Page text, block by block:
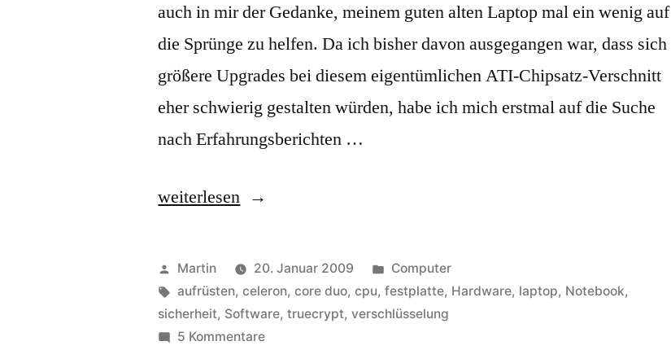
auch in mir der Gedanke, meinem guten alten Laptop mal ein wenig auf
die Sprünge zu helfen. Da ich bisher davon ausgegangen war, dass sich
größere Upgrades bei diesem eigentümlichen ATI-Chipsatz-Verschnitt
eher schwierig gestalten würden, habe ich mich erstmal auf die Suche
nach Erfahrungsberichten …
„Good
V8
Muscle
Power“
weiterlesen
Veröffentlicht
von
Martin 20. Januar 2009
Veröffentlicht
unter
Computer
Schlagwörter:
aufrüsten,celeron,core duo,cpu,festplatte, Hardware, laptop, Notebook,
sicherheit, Software,truecrypt,verschlüsselung
5 Kommentarezu